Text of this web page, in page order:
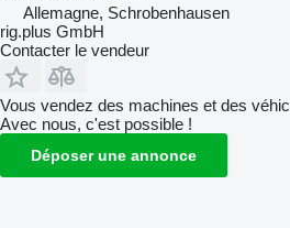
Allemagne, Schrobenhausen
rig.plus GmbH
Contacter le vendeur
Vous vendez des machines et des
Avec nous, c'est possible !
Déposer une annonce